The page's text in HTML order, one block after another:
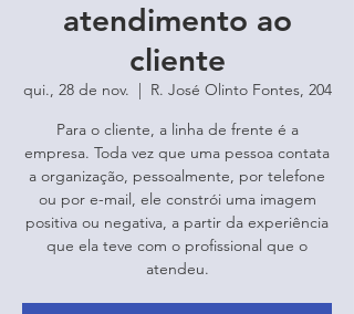
atendimento ao
cliente
qui., 28 de nov.
  |
R. José Olinto Fontes, 204
Para o cliente, a linha de frente é a
empresa. Toda vez que uma pessoa contata
a organização, pessoalmente, por telefone
ou por e-mail, ele constrói uma imagem
positiva ou negativa, a partir da experiência
que ela teve com o profissional que o
atendeu.